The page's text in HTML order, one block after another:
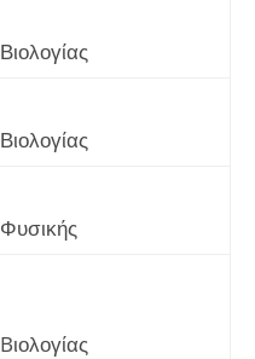
Βιολογίας
Βιολογίας
Φυσικής
Bιολογίας